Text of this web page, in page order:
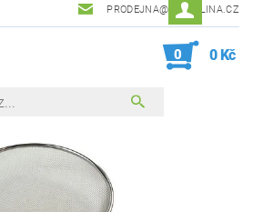
PRODEJNA@ZEVCELINA.CZ
0 0 Kč